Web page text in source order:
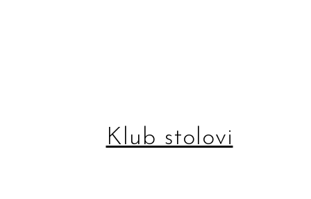
Klub stolovi